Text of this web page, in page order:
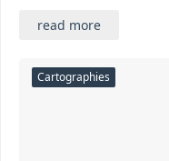
read more
Cartographies